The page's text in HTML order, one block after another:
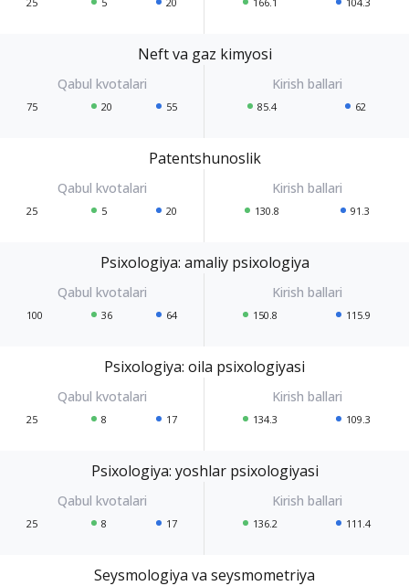
Neft va gaz kimyosi
75 20 55 85.4 62
Patentshunoslik
25 5 20 130.8 91.3
Psixologiya: amaliy psixologiya
100 36 64 150.8 115.9
Psixologiya: oila psixologiyasi
25 8 17 134.3 109.3
Psixologiya: yoshlar psixologiyasi
25 8 17 136.2 111.4
Seysmologiya va seysmometriya